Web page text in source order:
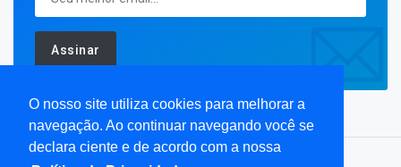
O nosso site utiliza cookies para melhorar a
navegação. Ao continuar navegando você se
declara ciente e de acordo com a nossa
Assinar